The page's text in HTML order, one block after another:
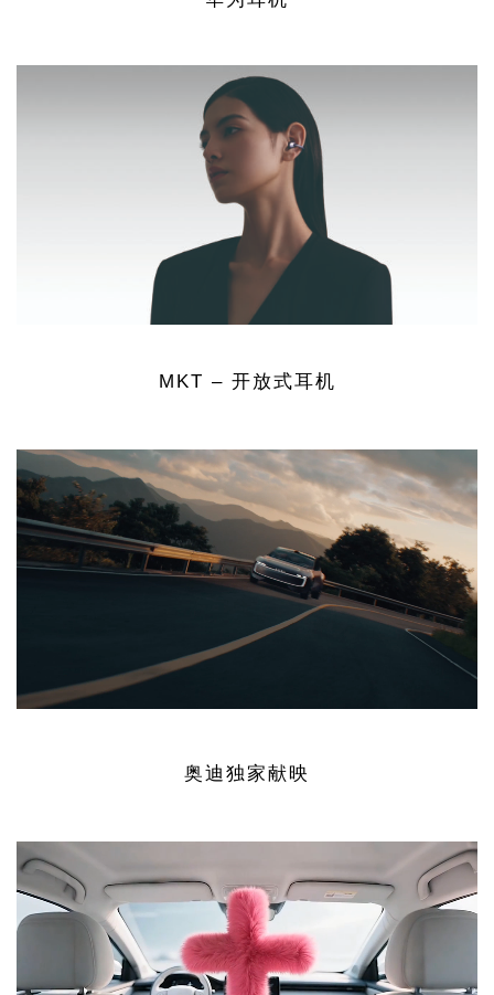
MKT – 开放式耳机
奥迪独家献映